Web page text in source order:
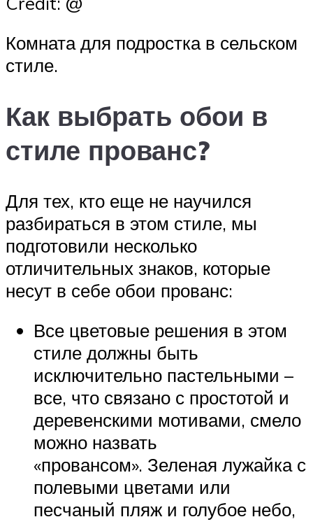
Комната для подростка в сельском
стиле.
Как выбрать обои в
стиле прованс?
Для тех, кто еще не научился
разбираться в этом стиле, мы
подготовили несколько
отличительных знаков, которые
несут в себе обои прованс:
Все цветовые решения в этом
стиле должны быть
исключительно пастельными –
все, что связано с простотой и
деревенскими мотивами, смело
можно назвать
«провансом». Зеленая лужайка с
полевыми цветами или
песчаный пляж и голубое небо,